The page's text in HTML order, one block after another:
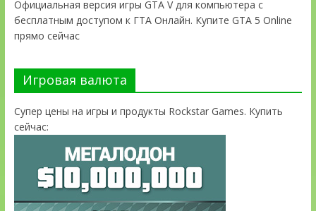
Официальная версия игры GTA V для компьютера с
бесплатным доступом к ГТА Онлайн. Купите GTA 5 Online
прямо сейчас
Игровая валюта
Супер цены на игры и продукты Rockstar Games. Купить
сейчас: